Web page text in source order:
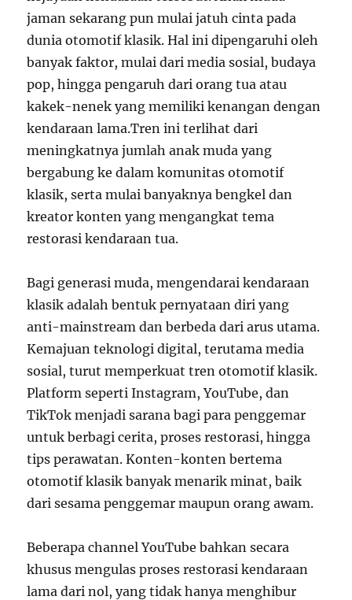
jaman sekarang pun mulai jatuh cinta pada
dunia otomotif klasik. Hal ini dipengaruhi oleh
banyak faktor, mulai dari media sosial, budaya
pop, hingga pengaruh dari orang tua atau
kakek-nenek yang memiliki kenangan dengan
kendaraan lama.Tren ini terlihat dari
meningkatnya jumlah anak muda yang
bergabung ke dalam komunitas otomotif
klasik, serta mulai banyaknya bengkel dan
kreator konten yang mengangkat tema
restorasi kendaraan tua.
Bagi generasi muda, mengendarai kendaraan
klasik adalah bentuk pernyataan diri yang
anti-mainstream dan berbeda dari arus utama.
Kemajuan teknologi digital, terutama media
sosial, turut memperkuat tren otomotif klasik.
Platform seperti Instagram, YouTube, dan
TikTok menjadi sarana bagi para penggemar
untuk berbagi cerita, proses restorasi, hingga
tips perawatan. Konten-konten bertema
otomotif klasik banyak menarik minat, baik
dari sesama penggemar maupun orang awam.
Beberapa channel YouTube bahkan secara
khusus mengulas proses restorasi kendaraan
lama dari nol, yang tidak hanya menghibur